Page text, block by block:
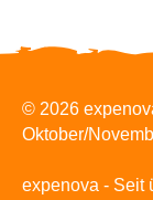
© 2026
Oktober/
expenova - Seit